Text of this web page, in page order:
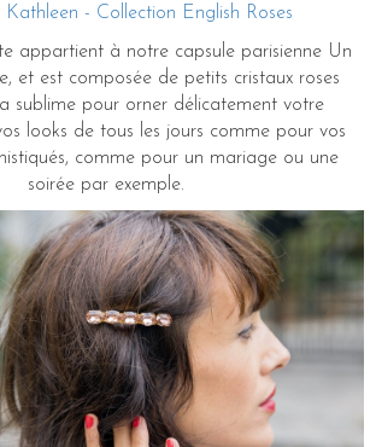
Kathleen - Collection English Roses
appartient à notre capsule parisienne Un
et est composée de petits cristaux roses
sublime pour orner délicatement votre
looks de tous les jours comme pour vos
comme pour un mariage ou une
soirée par exemple.